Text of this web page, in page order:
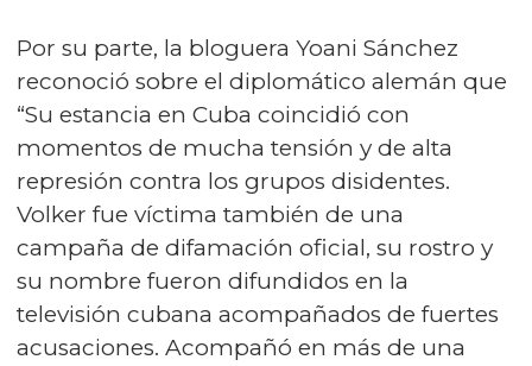
Por su parte, la bloguera Yoani Sánchez
reconoció sobre el diplomático alemán que
“Su estancia en Cuba coincidió con
momentos de mucha tensión y de alta
represión contra los grupos disidentes.
Volker fue víctima también de una
campaña de difamación oficial, su rostro y
su nombre fueron difundidos en la
televisión cubana acompañados de fuertes
acusaciones. Acompañó en más de una